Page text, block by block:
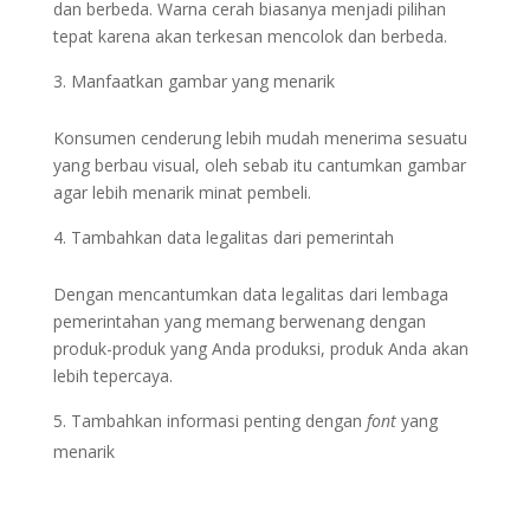
dan berbeda. Warna cerah biasanya menjadi pilihan
tepat karena akan terkesan mencolok dan berbeda.
Manfaatkan gambar yang menarik
Konsumen cenderung lebih mudah menerima sesuatu
yang berbau visual, oleh sebab itu cantumkan gambar
agar lebih menarik minat pembeli.
Tambahkan data legalitas dari pemerintah
Dengan mencantumkan data legalitas dari lembaga
pemerintahan yang memang berwenang dengan
produk-produk yang Anda produksi, produk Anda akan
lebih tepercaya.
Tambahkan informasi penting dengan font yang
menarik